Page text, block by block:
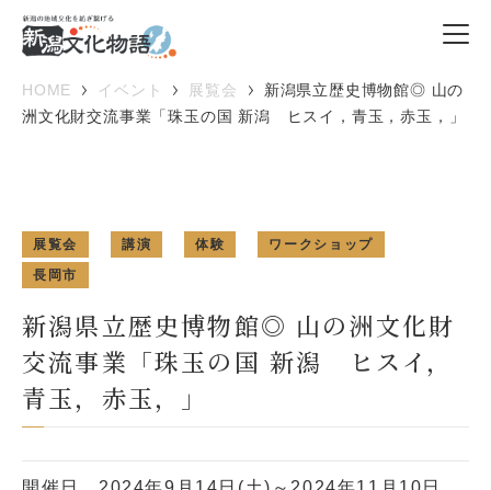
HOME イベント 展覧会
新潟県立歴史博物館◎ 山の
洲文化財交流事業「珠玉の国 新潟 ヒスイ，青玉，赤玉，」
展覧会 講演 体験
ワークショップ
長岡市
新潟県立歴史博物館◎ 山の洲文化財
交流事業「珠玉の国 新潟 ヒスイ，
青玉，赤玉，」